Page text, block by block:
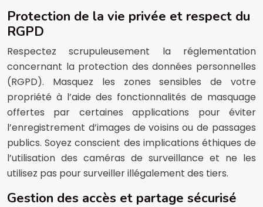
Protection de la vie privée et respect du
RGPD
Respectez scrupuleusement la réglementation
concernant la protection des données personnelles
(RGPD). Masquez les zones sensibles de votre
propriété à l’aide des fonctionnalités de masquage
offertes par certaines applications pour éviter
l’enregistrement d’images de voisins ou de passages
publics. Soyez conscient des implications éthiques de
l’utilisation des caméras de surveillance et ne les
utilisez pas pour surveiller illégalement des tiers.
Gestion des accès et partage sécurisé